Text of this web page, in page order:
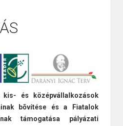
és középvállalkozások
bõvítése és a Fiatalok
támogatása pályázati